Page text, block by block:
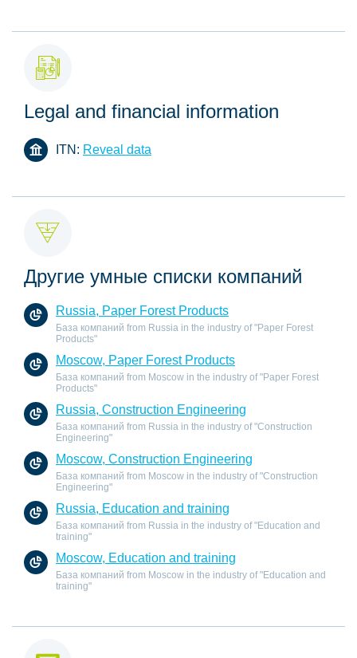
Legal and financial information
ITN: Reveal data
Другие умные списки компаний
Russia, Paper Forest Products
База компаний from Russia in the industry of "Paper Forest
Products"
Moscow, Paper Forest Products
База компаний from Moscow in the industry of "Paper Forest
Products"
Russia, Construction Engineering
База компаний from Russia in the industry of "Construction
Engineering"
Moscow, Construction Engineering
База компаний from Moscow in the industry of "Construction
Engineering"
Russia, Education and training
База компаний from Russia in the industry of "Education and
training"
Moscow, Education and training
База компаний from Moscow in the industry of "Education and
training"